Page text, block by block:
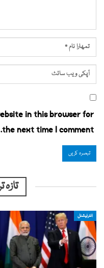
in this browser for
the next time I comment.
انٹرنیشنل